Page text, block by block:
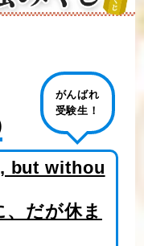
がんばれ
受験生！
but withou
だが休ま